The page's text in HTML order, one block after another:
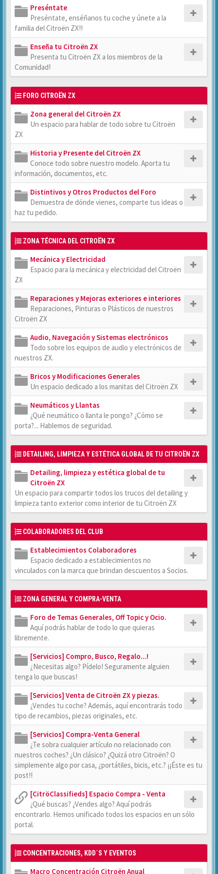
Preséntate
Preséntate, enséñanos tu coche y únete a la
familia del Citroën ZX!!
Enseña tu Citroën ZX
Presenta tu Citroën ZX a los miembros de la
Comunidad!
FORO CITROËN ZX
Zona general del Citroën ZX
Un espacio para hablar de todo sobre tu Citroën
ZX
Historia y Presente del Citroën ZX
Conoce todo sobre nuestro modelo. Aporta tu
información, documentos, etc.
Distintivos y Otros Productos del Foro
Demuestra de dónde vienes, comparte tus ideas o
haz tu pedido.
ZONA TÉCNICA DEL CITROËN ZX
Mecánica y Electricidad
Espacio para la mecánica y electricidad del Citroën
ZX
Reparaciones y Mejoras exteriores e interiores
Reparaciones, Pinturas o Plásticos de nuestros
Citroën ZX
Audio, Navegación y Sistemas electrónicos
Todo sobre los equipos de audio y electrónicos de
nuestros ZX.
Bricos y Modificaciones Generales
Un espacio dedicado a los manitas del Citroën ZX
Neumáticos y Llantas
¿Qué neumático o llanta le pongo? ¿Cómo se
porta?... Hablemos de seguridad.
DETAILING, LIMPIEZA Y ESTÉTICA GLOBAL DE TU CITROËN ZX
Detailing, limpieza y estética global de tu
Citroën ZX
Un espacio para compartir todos los trucos del detailing y
limpieza tanto exterior como interior de tu Citroën ZX
COLABORADORES DEL CLUB
Establecimientos Colaboradores
Espacio dedicado a establecimientos no
vinculados con la marca que brindan descuentos a Socios.
ZONA GENERAL Y COMPRA-VENTA
Foro de Temas Generales, Off Topic y Ocio.
Aquí podrás hablar de todo lo que quieras
libremente.
[Servicios] Compro, Busco, Regalo...!
¿Necesitas algo? Pídelo! Seguramente alguien
tenga lo que buscas!
[Servicios] Venta de Citroën ZX y piezas.
¿Vendes tu coche? Además, aquí encontrarás todo
tipo de recambios, piezas originales, etc.
[Servicios] Compra-Venta General
¿Te sobra cualquier artículo no relacionado con
nuestros coches? ¿Un clásico? ¿Quizá otro Citroën? O
simplemente algo por casa, ¿portátiles, bicis, etc.? ¡¡Éste es tu
post!!
[CitröClassifieds] Espacio Compra - Venta
¿Qué buscas? ¿Vendes algo? Aquí podrás
encontrarlo. Hemos unificado todos los espacios en un sólo
portal.
CONCENTRACIONES, KDD´S Y EVENTOS
Macro Concentración Citroën Anual